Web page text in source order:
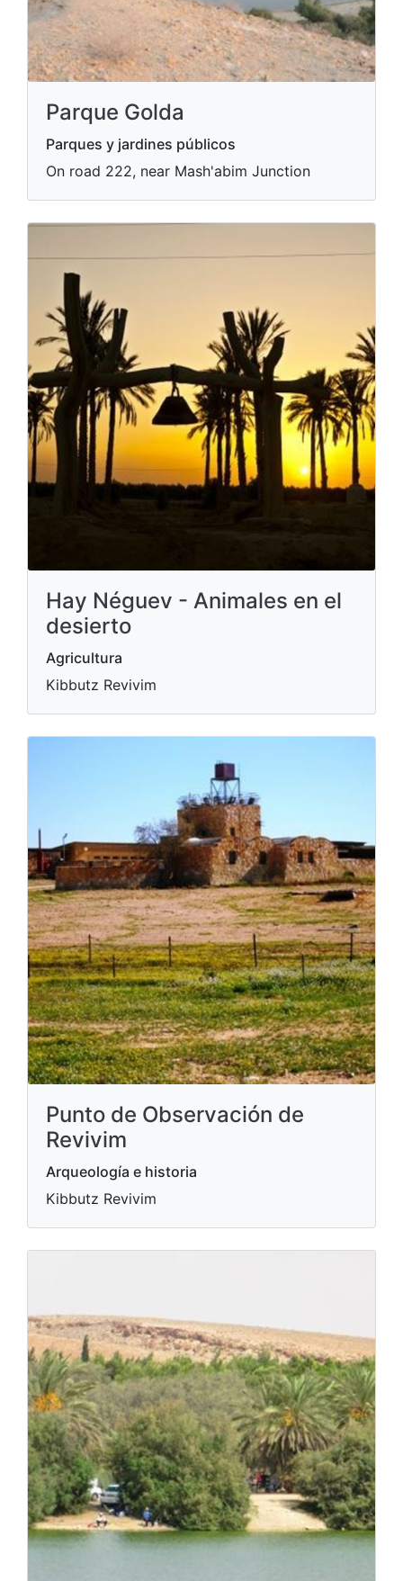
Parque Golda
Parques y jardines públicos
On road 222, near Mash'abim Junction
Hay Néguev - Animales en el
desierto
Agricultura
Kibbutz Revivim
Punto de Observación de
Revivim
Arqueología e historia
Kibbutz Revivim